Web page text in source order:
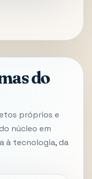
do
próprios e
núcleo em
à tecnologia, da